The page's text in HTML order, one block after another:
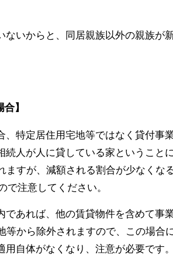
いからと、同居親族以外の親族が
】
特定居住用宅地等ではなく貸付事
人が人に貸している家ということ
ますが、減額される割合が少なくな
注意してください。
あれば、他の賃貸物件を含めて事
等から除外されますので、この場合
用自体がなくなり、注意が必要です